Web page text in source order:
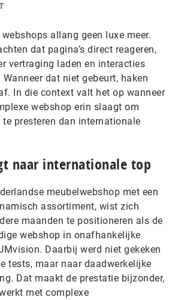
allang geen luxe meer.
dat pagina’s direct reageren,
vertraging laden en interacties
dat niet gebeurt, haken
In die context valt het op wanneer
webshop erin slaagt om
presteren dan internationale
naar internationale top
meubelwebshop met een
assortiment, wist zich
maanden te positioneren als de
webshop in onafhankelijke
Daarbij werd niet gekeken
tests, maar naar daadwerkelijke
Dat maakt de prestatie bijzonder,
met complexe